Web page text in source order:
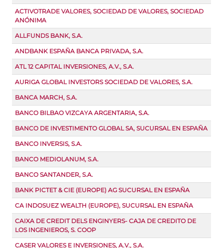
ACTIVOTRADE VALORES, SOCIEDAD DE VALORES, SOCIEDAD
ANÓNIMA
ALLFUNDS BANK, S.A.
ANDBANK ESPAÑA BANCA PRIVADA, S.A.
ATL 12 CAPITAL INVERSIONES, A.V., S.A.
AURIGA GLOBAL INVESTORS SOCIEDAD DE VALORES, S.A.
BANCA MARCH, S.A.
BANCO BILBAO VIZCAYA ARGENTARIA, S.A.
BANCO DE INVESTIMENTO GLOBAL SA, SUCURSAL EN ESPAÑA
BANCO INVERSIS, S.A.
BANCO MEDIOLANUM, S.A.
BANCO SANTANDER, S.A.
BANK PICTET & CIE (EUROPE) AG SUCURSAL EN ESPAÑA
CA INDOSUEZ WEALTH (EUROPE), SUCURSAL EN ESPAÑA
CAIXA DE CREDIT DELS ENGINYERS- CAJA DE CREDITO DE
LOS INGENIEROS, S. COOP
CASER VALORES E INVERSIONES, A.V., S.A.